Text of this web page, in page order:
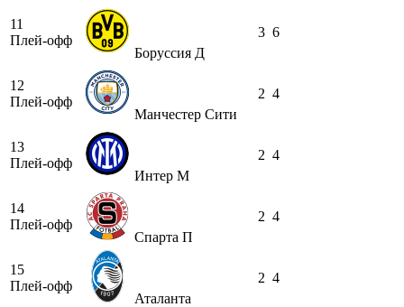
11
Плей-офф
Боруссия Д
3 6
12
Плей-офф
Манчестер Сити
2 4
13
Плей-офф
Интер М
2 4
14
Плей-офф
Спарта П
2 4
15
Плей-офф
Аталанта
2 4